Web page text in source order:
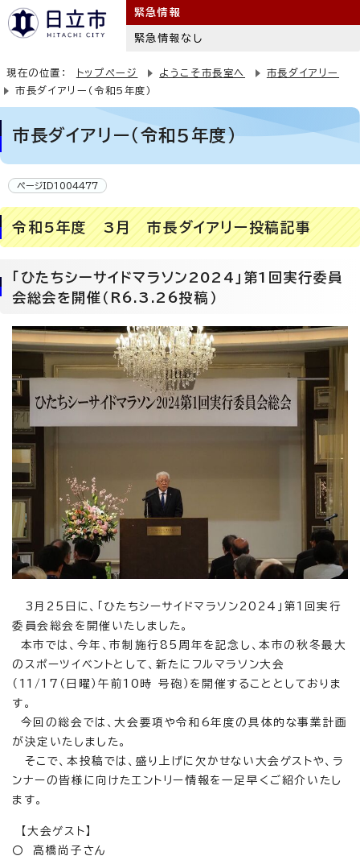
緊急情報
緊急情報なし
現在の位置： トップページ ようこそ市長室へ
市長ダイアリー
市長ダイアリー（令和5年度）
市長ダイアリー（令和5年度）
ページID1004477
令和5年度 3月 市長ダイアリー投稿記事
「ひたちシーサイドマラソン2024」第1回実行委員
会総会を開催（R6.3.26投稿）
3月25日に、「ひたちシーサイドマラソン2024」第1回実行
委員会総会を開催いたしました。
本市では、今年、市制施行85周年を記念し、本市の秋冬最大
のスポーツイベントとして、新たにフルマラソン大会
（11/17（日曜）午前10時 号砲）を開催することとしておりま
す。
今回の総会では、大会要項や令和6年度の具体的な事業計画
が決定いたしました。
そこで、本投稿では、盛り上げに欠かせない大会ゲストや、ラ
ンナーの皆様に向けたエントリー情報を一足早くご紹介いたし
ます。
【大会ゲスト】
〇 高橋尚子さん